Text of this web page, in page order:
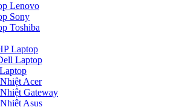
Lenovo
Sony
Toshiba
Laptop
Laptop
Acer
Gateway
Asus